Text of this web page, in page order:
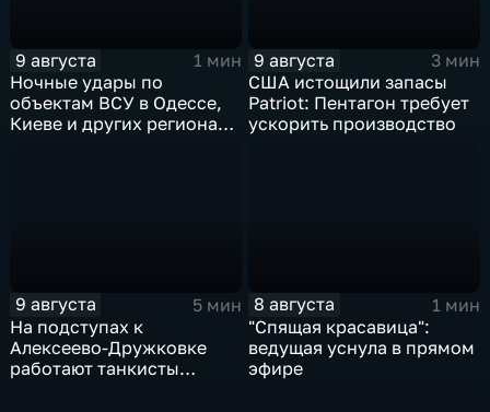
9 августа
1 мин
Ночные удары по
объектам ВСУ в Одессе,
Киеве и других регионах
9 августа
3 мин
США истощили запасы
Patriot: Пентагон требует
ускорить производство
9 августа
5 мин
На подступах к
Алексеево-Дружковке
работают танкисты
8 августа
1 мин
"Спящая красавица":
ведущая уснула в прямом
эфире